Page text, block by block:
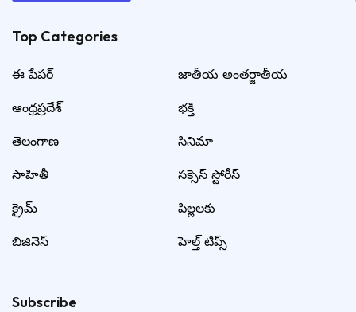
Top Categories​
ఈ పేపర్
ఆంధ్రప్రదేశ్
తెలంగాణ
సాహితీ
క్రైమ్
బిజినెస్
జాతీయ అంతర్జాతీయ
భక్తి
సినిమా
సక్సెస్ స్టోరీస్
పిల్లలకు
హెల్త్ టిప్స్
Subscribe